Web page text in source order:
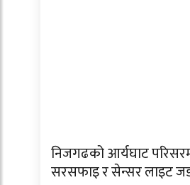
निजगढको आर्यघाट
सरसफाइ र सेन्सर लाइट